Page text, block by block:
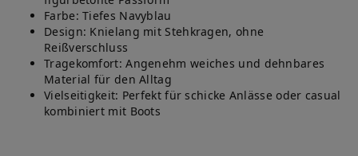
Farbe: Tiefes Navyblau
Design: Knielang mit Stehkragen, ohne
Reißverschluss
Tragekomfort: Angenehm weiches und dehnbares
Material für den Alltag
Vielseitigkeit: Perfekt für schicke Anlässe oder casual
kombiniert mit Boots